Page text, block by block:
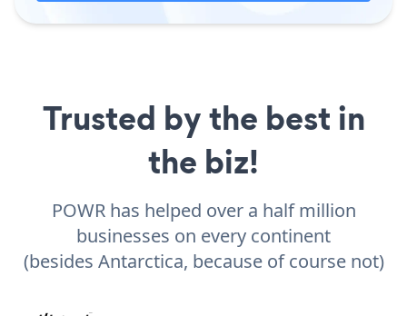
Trusted by the best in
the biz!
POWR has helped over a half million
businesses on every continent
(besides Antarctica, because of course not)